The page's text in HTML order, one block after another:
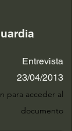
Entrevista
23/04/2013
n para acceder al
documento